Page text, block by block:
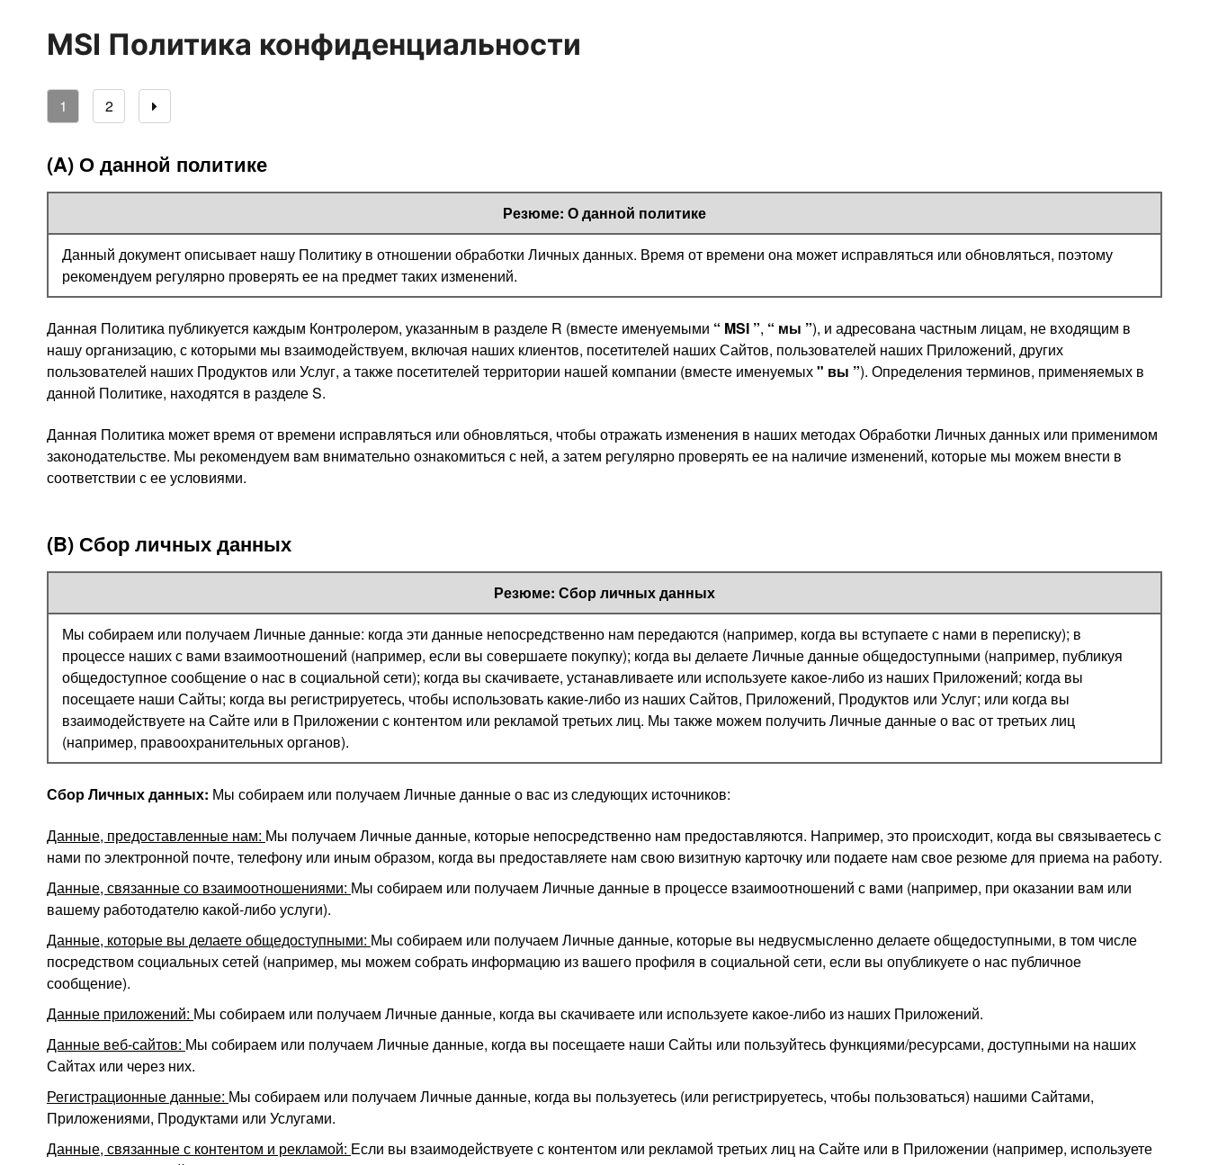
MSI Политика конфиденциальности
1 2
(A) О данной политике
Резюме: О данной политике
Данный документ описывает нашу Политику в отношении обработки Личных данных. Время от времени она может исправляться или обновляться, поэтому
рекомендуем регулярно проверять ее на предмет таких изменений.
Данная Политика публикуется каждым Контролером, указанным в разделе R (вместе именуемыми “ MSI ”, “ мы ”), и адресована частным лицам, не входящим в
нашу организацию, с которыми мы взаимодействуем, включая наших клиентов, посетителей наших Сайтов, пользователей наших Приложений, других
пользователей наших Продуктов или Услуг, а также посетителей территории нашей компании (вместе именуемых" вы ”). Определения терминов, применяемых в
данной Политике, находятся в разделе S.
Данная Политика может время от времени исправляться или обновляться, чтобы отражать изменения в наших методах Обработки Личных данных или применимом
законодательстве. Мы рекомендуем вам внимательно ознакомиться с ней, а затем регулярно проверять ее на наличие изменений, которые мы можем внести в
соответствии с ее условиями.
(B) Сбор личных данных
Резюме: Сбор личных данных
Мы собираем или получаем Личные данные: когда эти данные непосредственно нам передаются (например, когда вы вступаете с нами в переписку); в
процессе наших с вами взаимоотношений (например, если вы совершаете покупку); когда вы делаете Личные данные общедоступными (например, публикуя
общедоступное сообщение о нас в социальной сети); когда вы скачиваете, устанавливаете или используете какое-либо из наших Приложений; когда вы
посещаете наши Сайты; когда вы регистрируетесь, чтобы использовать какие-либо из наших Сайтов, Приложений, Продуктов или Услуг; или когда вы
взаимодействуете на Сайте или в Приложении с контентом или рекламой третьих лиц. Мы также можем получить Личные данные о вас от третьих лиц
(например, правоохранительных органов).
Сбор Личных данных: Мы собираем или получаем Личные данные о вас из следующих источников:
Данные, предоставленные нам: Мы получаем Личные данные, которые непосредственно нам предоставляются. Например, это происходит, когда вы связываетесь с
нами по электронной почте, телефону или иным образом, когда вы предоставляете нам свою визитную карточку или подаете нам свое резюме для приема на работу.
Данные, связанные со взаимоотношениями: Мы собираем или получаем Личные данные в процессе взаимоотношений с вами (например, при оказании вам или
вашему работодателю какой-либо услуги).
Данные, которые вы делаете общедоступными: Мы собираем или получаем Личные данные, которые вы недвусмысленно делаете общедоступными, в том числе
посредством социальных сетей (например, мы можем собрать информацию из вашего профиля в социальной сети, если вы опубликуете о нас публичное
сообщение).
Данные приложений: Мы собираем или получаем Личные данные, когда вы скачиваете или используете какое-либо из наших Приложений.
Данные веб-сайтов: Мы собираем или получаем Личные данные, когда вы посещаете наши Сайты или пользуйтесь функциями/ресурсами, доступными на наших
Сайтах или через них.
Регистрационные данные: Мы собираем или получаем Личные данные, когда вы пользуетесь (или регистрируетесь, чтобы пользоваться) нашими Сайтами,
Приложениями, Продуктами или Услугами.
Данные, связанные с контентом и рекламой: Если вы взаимодействуете с контентом или рекламой третьих лиц на Сайте или в Приложении (например, используете